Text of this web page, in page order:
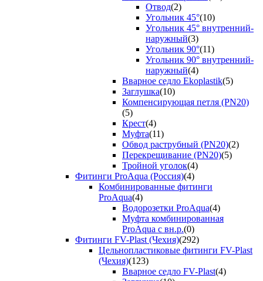
Отвод(2)
Угольник 45°(10)
Угольник 45° внутренний-
наружный(3)
Угольник 90°(11)
Угольник 90° внутренний-
наружный(4)
Вварное седло Ekoplastik(5)
Заглушка(10)
Компенсирующая петля (PN20)
(5)
Крест(4)
Муфта(11)
Обвод раструбный (PN20)(2)
Перекрещивание (PN20)(5)
Тройной уголок(4)
Фитинги ProAqua (Россия)(4)
Комбинированные фитинги
ProAqua(4)
Водорозетки ProAqua(4)
Муфта комбинированная
ProAqua с вн.р.(0)
Фитинги FV-Plast (Чехия)(292)
Цельнопластиковые фитинги FV-Plast
(Чехия)(123)
Вварное седло FV-Plast(4)